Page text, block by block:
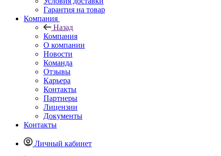
Гарантия на товар
Компания
Назад
Компания
О компании
Новости
Команда
Отзывы
Карьера
Контакты
Партнеры
Лицензии
Документы
Контакты
Личный кабинет